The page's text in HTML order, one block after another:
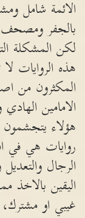
الائمة شامل
بالجفر ومصحف
لكن المشكلة
هذه الروايات
المكثرون من
الامامين
هؤلاء يتجشمون
روايات هي في
الرجال
اليقين
غيبي او